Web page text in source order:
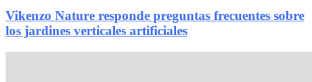
Vikenzo Nature responde preguntas frecuentes sobre
los jardines verticales artificiales